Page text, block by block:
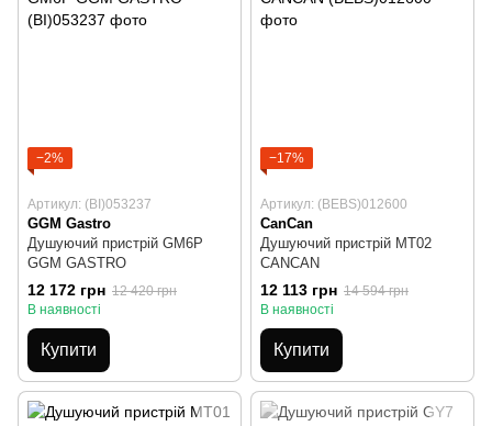
−2%
Артикул: (BI)053237
GGM Gastro
Душуючий пристрій GM6P
GGM GASTRO
12 172 грн 12 420 грн
В наявності
Купити
−17%
Артикул: (BEBS)012600
CanCan
Душуючий пристрій MT02
CANCAN
12 113 грн 14 594 грн
В наявності
Купити